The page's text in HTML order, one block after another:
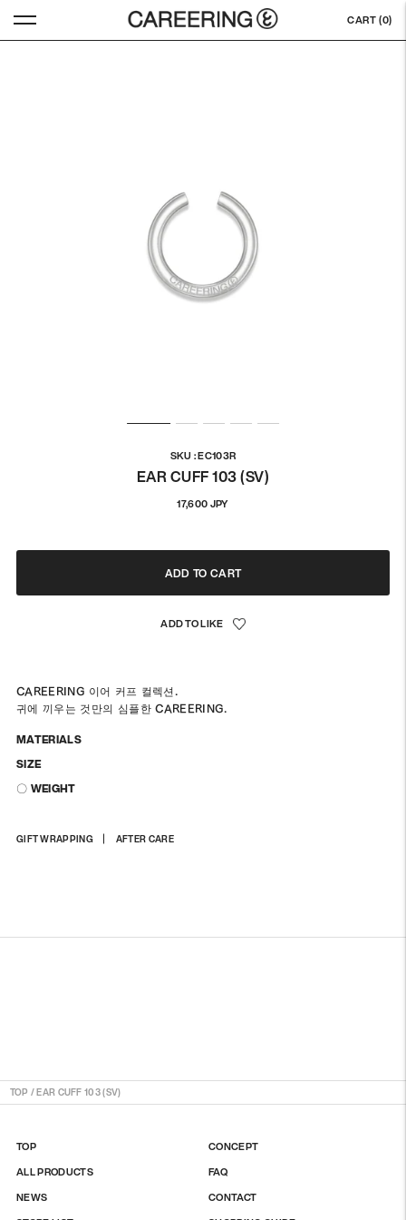
CART (0)
SKU : EC103R
EAR CUFF 103 (SV)
17,600 JPY정
격
ADD TO CART
CAREERING 이어 커프 컬렉션.
귀에 끼우는 것만의 심플한 CAREERING.
MATERIALS
SIZE
〇 WEIGHT
GIFT WRAPPING AFTER CARE
상
TOP /EAR CUFF 103 (SV)
TOP
ALL PRODUCTS
NEWS
CONCEPT
FAQ
CONTACT